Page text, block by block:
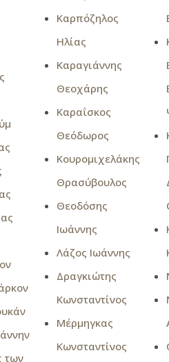
των
Καρπόζηλος
Ηλίας
Καραγιάννης
Θεοχάρης
Καραΐσκος
Θεόδωρος
Κουρομιχελάκης
Θρασύβουλος
Θεοδόσης
Ιωάννης
Λάζος Ιωάννης
Δραγκιώτης
Κωνσταντίνος
Μέρμηγκας
Κωνσταντίνος